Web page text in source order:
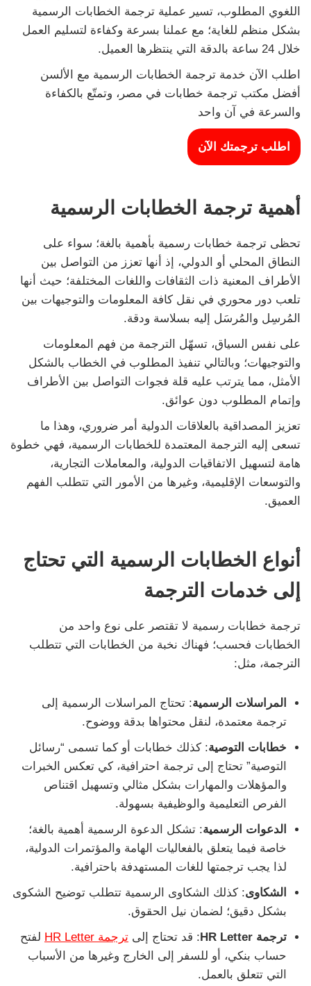
اللغوي المطلوب، تسير عملية ترجمة الخطابات الرسمية
بشكل منظم للغاية؛ مع عملنا بسرعة وكفاءة لتسليم العمل
خلال 24 ساعة بالدقة التي ينتظرها العميل.
اطلب الآن خدمة ترجمة الخطابات الرسمية مع الألسن
أفضل مكتب ترجمة خطابات في مصر، وتمتّع بالكفاءة
والسرعة في آن واحد
اطلب ترجمتك الآن
أهمية ترجمة الخطابات الرسمية
تحظى ترجمة خطابات رسمية بأهمية بالغة؛ سواء على
النطاق المحلي أو الدولي، إذ أنها تعزز من التواصل بين
الأطراف المعنية ذات الثقافات واللغات المختلفة؛ حيث أنها
تلعب دور محوري في نقل كافة المعلومات والتوجيهات بين
المُرسِل والمُرسَل إليه بسلاسة ودقة.
على نفس السياق، تسهّل الترجمة من فهم المعلومات
والتوجيهات؛ وبالتالي تنفيذ المطلوب في الخطاب بالشكل
الأمثل، مما يترتب عليه قلة فجوات التواصل بين الأطراف
وإتمام المطلوب دون عوائق.
تعزيز المصداقية بالعلاقات الدولية أمر ضروري، وهذا ما
تسعى إليه الترجمة المعتمدة للخطابات الرسمية، فهي خطوة
هامة لتسهيل الاتفاقيات الدولية، والمعاملات التجارية،
والتوسعات الإقليمية، وغيرها من الأمور التي تتطلب الفهم
العميق.
أنواع الخطابات الرسمية التي تحتاج
إلى خدمات الترجمة
ترجمة خطابات رسمية لا تقتصر على نوع واحد من
الخطابات فحسب؛ فهناك نخبة من الخطابات التي تتطلب
الترجمة، مثل:
المراسلات الرسمية: تحتاج المراسلات الرسمية إلى
ترجمة معتمدة، لنقل محتواها بدقة ووضوح.
خطابات التوصية: كذلك خطابات أو كما تسمى “رسائل
التوصية” تحتاج إلى ترجمة احترافية، كي تعكس الخبرات
والمؤهلات والمهارات بشكل مثالي وتسهيل اقتناص
الفرص التعليمية والوظيفية بسهولة.
الدعوات الرسمية: تشكل الدعوة الرسمية أهمية بالغة؛
خاصة فيما يتعلق بالفعاليات الهامة والمؤتمرات الدولية،
لذا يجب ترجمتها للغات المستهدفة باحترافية.
الشكاوى: كذلك الشكاوى الرسمية تتطلب توضيح الشكوى
بشكل دقيق؛ لضمان نيل الحقوق.
ترجمة HR Letter
: قد تحتاج إلى ترجمة HR Letter
لفتح
حساب بنكي، أو للسفر إلى الخارج وغيرها من الأسباب
التي تتعلق بالعمل.